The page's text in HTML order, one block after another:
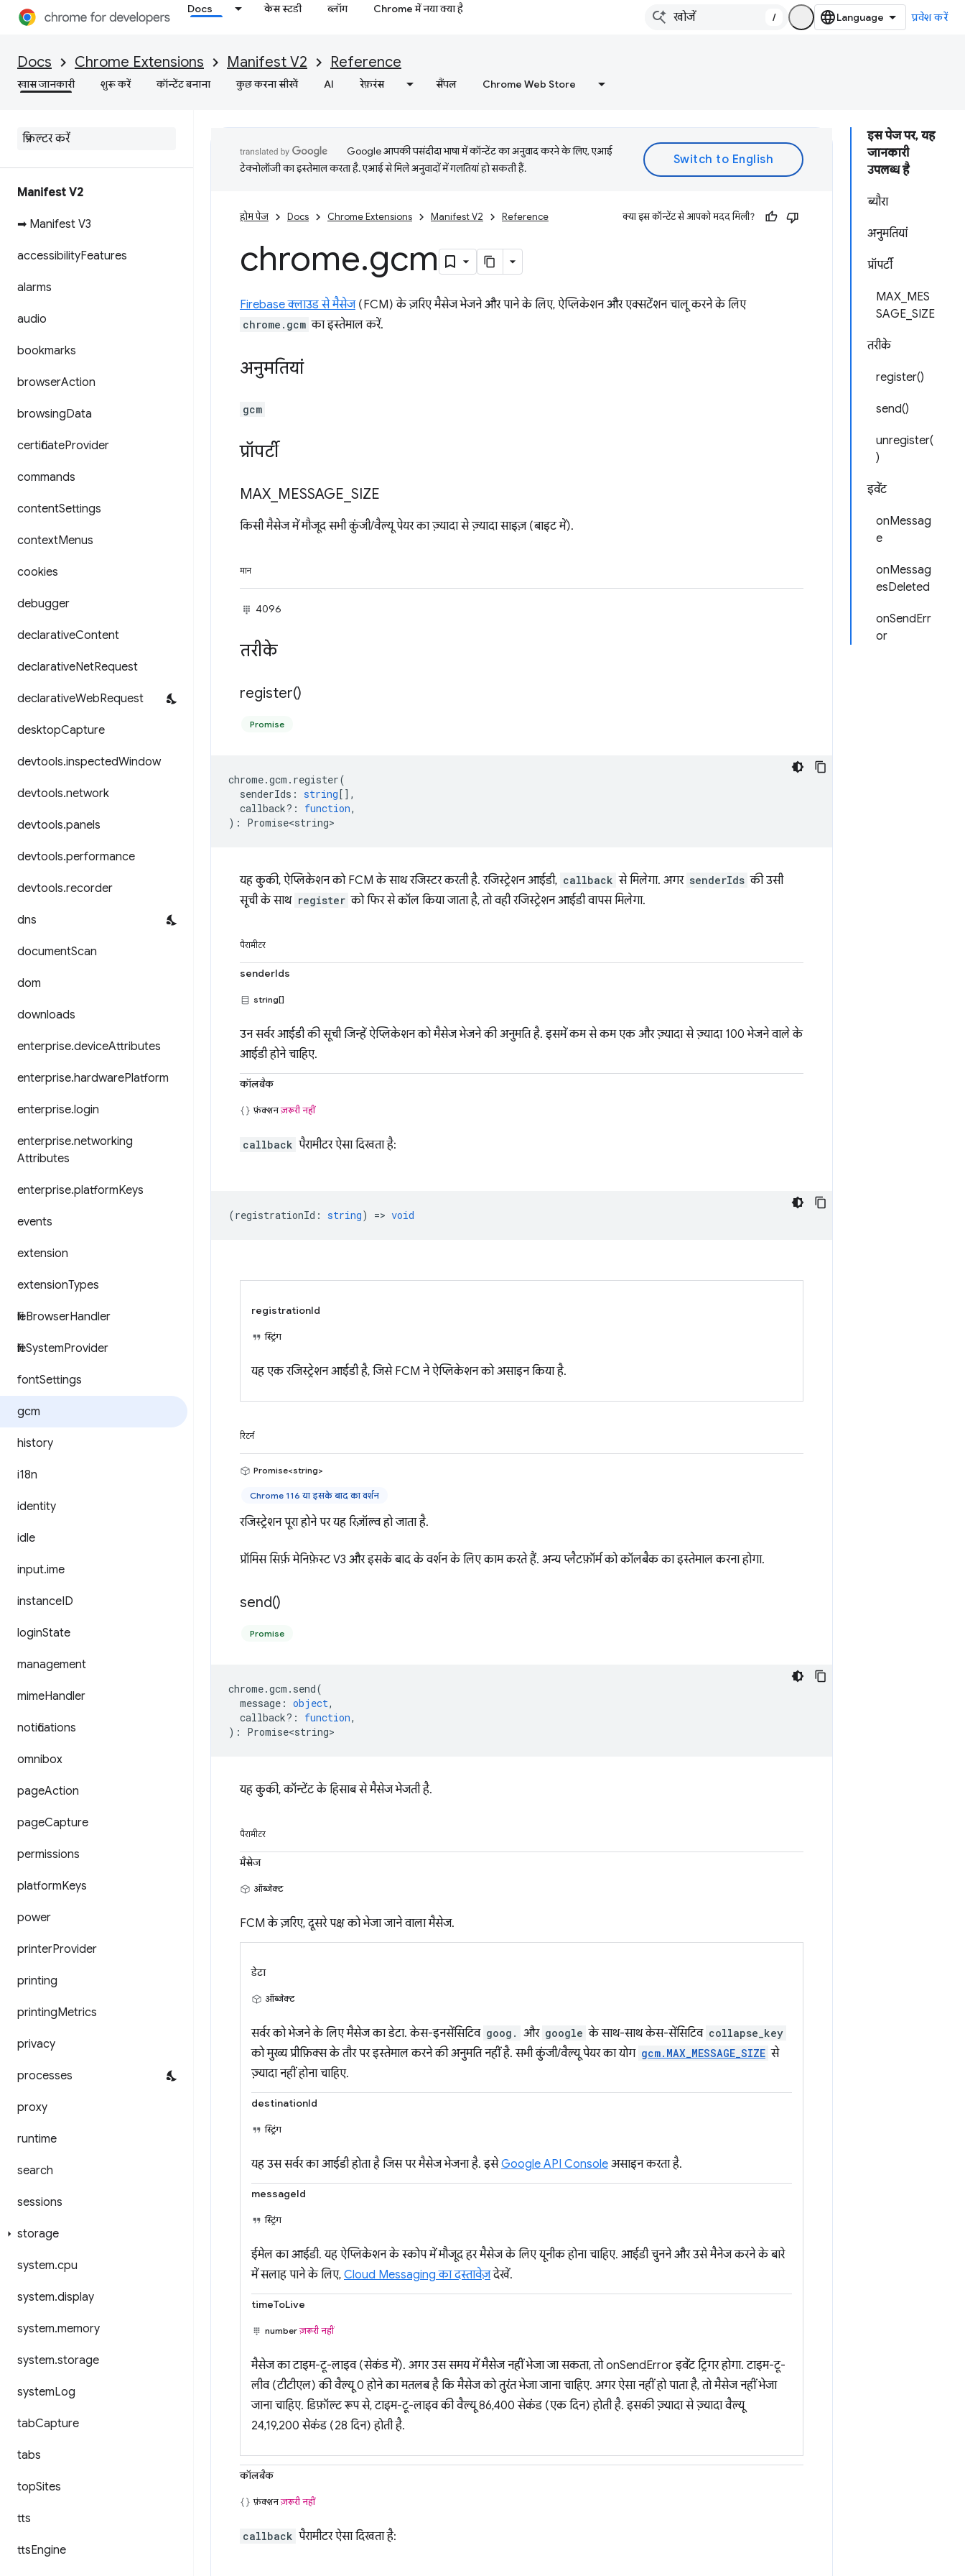
Docs केस स्टडी ब्लॉग Chrome में नया क्या है
/ प्रवेश करें
Docs Chrome Extensions Manifest V2 Reference
खास जानकारी शुरू करें कॉन्टेंट बनाना कुछ करना सीखें AI रेफ़रंस सैंपल Chrome Web Store
Manifest V2
➡ Manifest V3
accessibilityFeatures
alarms
audio
bookmarks
browserAction
browsingData
certificateProvider
commands
contentSettings
contextMenus
cookies
debugger
declarativeContent
declarativeNetRequest
declarativeWebRequest
desktopCapture
devtools.inspectedWindow
devtools.network
devtools.panels
devtools.performance
devtools.recorder
dns
documentScan
dom
downloads
enterprise.deviceAttributes
enterprise.hardwarePlatform
enterprise.login
enterprise.networking
Attributes
enterprise.platformKeys
events
extension
extensionTypes
fileBrowserHandler
fileSystemProvider
fontSettings
gcm
history
i18n
identity
idle
input.ime
instanceID
loginState
management
mimeHandler
notifications
omnibox
pageAction
pageCapture
permissions
platformKeys
power
printerProvider
printing
printingMetrics
privacy
processes
proxy
runtime
search
sessions
storage
system.cpu
system.display
system.memory
system.storage
systemLog
tabCapture
tabs
topSites
tts
ttsEngine
इस पेज पर, यह
जानकारी
उपलब्ध है
ब्यौरा
अनुमतियां
प्रॉपर्टी
MAX_MES
SAGE_SIZE
तरीके
register()
send()
unregister(
)
इवेंट
onMessag
e
onMessag
esDeleted
onSendErr
or
Google आपकी पसंदीदा भाषा में कॉन्टेंट का अनुवाद करने के लिए, एआई
टेक्नोलॉजी का इस्तेमाल करता है. एआई से मिले अनुवादों में गलतियां हो सकती हैं.
होम पेज Docs Chrome Extensions Manifest V2 Reference क्या इस कॉन्टेंट से आपको मदद मिली?
chrome.gcm
Firebase क्लाउड से मैसेज(FCM) के ज़रिए मैसेज भेजने और पाने के लिए, ऐप्लिकेशन और एक्सटेंशन चालू करने के लिए
chrome.gcm का इस्तेमाल करें.
अनुमतियां
gcm
प्रॉपर्टी
MAX MESSAGE SIZE
किसी मैसेज में मौजूद सभी कुंजी/वैल्यू पेयर का ज़्यादा से ज़्यादा साइज़ (बाइट में).
मान
4096
तरीके
register()
Promise
chrome.gcm . register(
senderIds : string[],
callback? : function,
) : Promise<string>
यह कुकी, ऐप्लिकेशन को FCM के साथ रजिस्टर करती है. रजिस्ट्रेशन आईडी, callback से मिलेगा. अगर senderIds की उसी
सूची के साथ register को फिर से कॉल किया जाता है, तो वही रजिस्ट्रेशन आईडी वापस मिलेगा.
पैरामीटर
senderIds
string[]
उन सर्वर आईडी की सूची जिन्हें ऐप्लिकेशन को मैसेज भेजने की अनुमति है. इसमें कम से कम एक और ज़्यादा से ज़्यादा 100 भेजने वाले के
आईडी होने चाहिए.
कॉलबैक
फ़ंक्शनज़रूरी नहीं
callback पैरामीटर ऐसा दिखता है:
(registrationId : string) => void
registrationId
स्ट्रिंग
यह एक रजिस्ट्रेशन आईडी है, जिसे FCM ने ऐप्लिकेशन को असाइन किया है.
रिटर्न
Promise<string>
Chrome 116 या इसके बाद का वर्शन
रजिस्ट्रेशन पूरा होने पर यह रिज़ॉल्व हो जाता है.
प्रॉमिस सिर्फ़ मेनिफ़ेस्ट V3 और इसके बाद के वर्शन के लिए काम करते हैं. अन्य प्लैटफ़ॉर्म को कॉलबैक का इस्तेमाल करना होगा.
send()
Promise
chrome.gcm . send(
message : object,
callback? : function,
) : Promise<string>
यह कुकी, कॉन्टेंट के हिसाब से मैसेज भेजती है.
पैरामीटर
मैसेज
ऑब्जेक्ट
FCM के ज़रिए, दूसरे पक्ष को भेजा जाने वाला मैसेज.
डेटा
ऑब्जेक्ट
सर्वर को भेजने के लिए मैसेज का डेटा. केस-इनसेंसिटिव goog. और google के साथ-साथ केस-सेंसिटिव collapse_key
को मुख्य प्रीफ़िक्स के तौर पर इस्तेमाल करने की अनुमति नहीं है. सभी कुंजी/वैल्यू पेयर का योग gcm.MAX_MESSAGE_SIZE से
ज़्यादा नहीं होना चाहिए.
destinationId
स्ट्रिंग
यह उस सर्वर का आईडी होता है जिस पर मैसेज भेजना है. इसेGoogle API Console असाइन करता है.
messageId
स्ट्रिंग
ईमेल का आईडी. यह ऐप्लिकेशन के स्कोप में मौजूद हर मैसेज के लिए यूनीक होना चाहिए. आईडी चुनने और उसे मैनेज करने के बारे
में सलाह पाने के लिए, Cloud Messaging का दस्तावेज़देखें.
timeToLive
numberज़रूरी नहीं
मैसेज का टाइम-टू-लाइव (सेकंड में). अगर उस समय में मैसेज नहीं भेजा जा सकता, तो onSendError इवेंट ट्रिगर होगा. टाइम-टू-
लीव (टीटीएल) की वैल्यू 0 होने का मतलब है कि मैसेज को तुरंत भेजा जाना चाहिए. अगर ऐसा नहीं हो पाता है, तो मैसेज नहीं भेजा
जाना चाहिए. डिफ़ॉल्ट रूप से, टाइम-टू-लाइव की वैल्यू 86,400 सेकंड (एक दिन) होती है. इसकी ज़्यादा से ज़्यादा वैल्यू
24,19,200 सेकंड (28 दिन) होती है.
कॉलबैक
फ़ंक्शनज़रूरी नहीं
callback पैरामीटर ऐसा दिखता है: